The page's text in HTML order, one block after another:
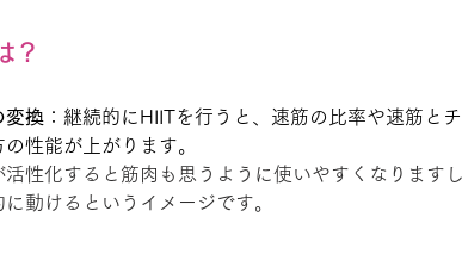
？
変換 ：継続的にHIITを行うと、速筋の比率や速筋と
性能が上がります。
活性化すると筋肉も思うように使いやすくなります
動けるというイメージです。